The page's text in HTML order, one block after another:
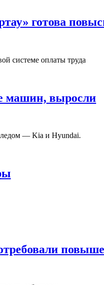
готова
системе оплаты труда
машин, выросли
— Kia и Hyundai.